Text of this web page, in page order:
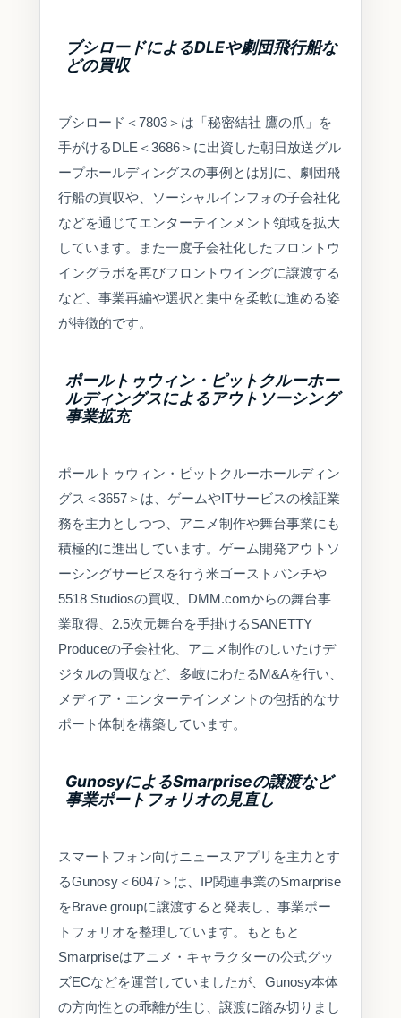
ブシロードによるDLEや劇団飛行船な
どの買収
ブシロード＜7803＞は「秘密結社 鷹の爪」を
手がけるDLE＜3686＞に出資した朝日放送グル
ープホールディングスの事例とは別に、劇団飛
行船の買収や、ソーシャルインフォの子会社化
などを通じてエンターテインメント領域を拡大
しています。また一度子会社化したフロントウ
イングラボを再びフロントウイングに譲渡する
など、事業再編や選択と集中を柔軟に進める姿
が特徴的です。
ポールトゥウィン・ピットクルーホー
ルディングスによるアウトソーシング
事業拡充
ポールトゥウィン・ピットクルーホールディン
グス＜3657＞は、ゲームやITサービスの検証業
務を主力としつつ、アニメ制作や舞台事業にも
積極的に進出しています。ゲーム開発アウトソ
ーシングサービスを行う米ゴーストパンチや
5518 Studiosの買収、DMM.comからの舞台事
業取得、2.5次元舞台を手掛けるSANETTY
Produceの子会社化、アニメ制作のしいたけデ
ジタルの買収など、多岐にわたるM&Aを行い、
メディア・エンターテインメントの包括的なサ
ポート体制を構築しています。
GunosyによるSmarpriseの譲渡など
事業ポートフォリオの見直し
スマートフォン向けニュースアプリを主力とす
るGunosy＜6047＞は、IP関連事業のSmarprise
をBrave groupに譲渡すると発表し、事業ポー
トフォリオを整理しています。もともと
Smarpriseはアニメ・キャラクターの公式グッ
ズECなどを運営していましたが、Gunosy本体
の方向性との乖離が生じ、譲渡に踏み切りまし